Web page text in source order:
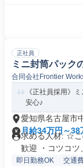
正社員
ミニ封筒パック
合同会社Frontier
《正社員採用》
安心♪
愛知県名古屋市
月給34万円～38
求める人材: ☆
歓迎 ・コツコツ
即日勤務OK 交通